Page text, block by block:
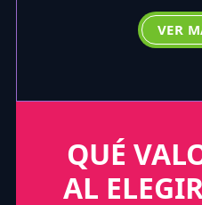
VER
QUÉ
AL